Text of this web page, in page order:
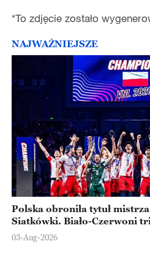
*To zdjęcie zostało
NAJWAŻNIEJSZE
Polska obroniła tytuł
Siatkówki. Biało-Czerwoni
Ningbo
03-Aug-2026